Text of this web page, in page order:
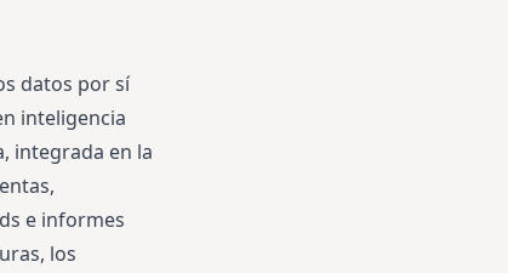
datos por sí
inteligencia
integrada en la
e informes
los